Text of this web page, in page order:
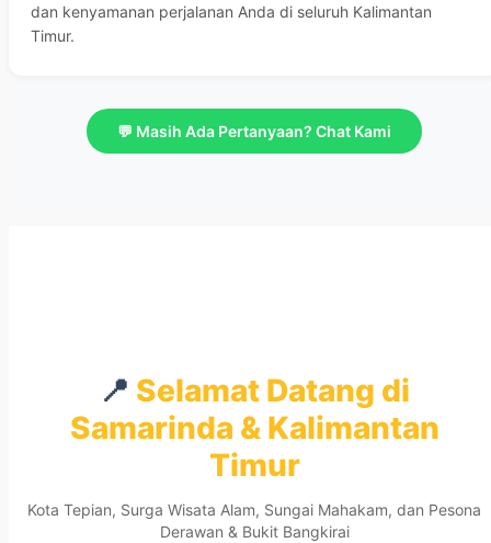
dan kenyamanan perjalanan Anda di seluruh Kalimantan
Timur.
💬 Masih Ada Pertanyaan? Chat Kami
📍 Selamat Datang di
Samarinda & Kalimantan
Timur
Kota Tepian, Surga Wisata Alam, Sungai Mahakam, dan Pesona
Derawan & Bukit Bangkirai